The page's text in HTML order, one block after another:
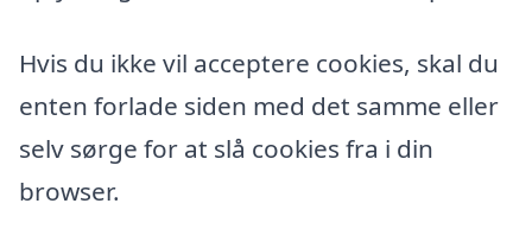
Hvis du ikke vil acceptere cookies, skal du
enten forlade siden med det samme eller
selv sørge for at slå cookies fra i din
browser.